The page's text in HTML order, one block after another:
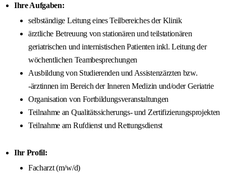
Ihre Aufgaben:
selbständige Leitung eines Teilbereiches der Klinik
ärztliche Betreuung von stationären und teilstationären
geriatrischen und internistischen Patienten inkl. Leitung der
wöchentlichen Teambesprechungen
Ausbildung von Studierenden und Assistenzärzten bzw.
-ärztinnen im Bereich der Inneren Medizin und/oder Geriatrie
Organisation von Fortbildungsveranstaltungen
Teilnahme an Qualitätssicherungs- und Zertifizierungsprojekten
Teilnahme am Rufdienst und Rettungsdienst
Ihr Profil:
Facharzt (m/w/d)